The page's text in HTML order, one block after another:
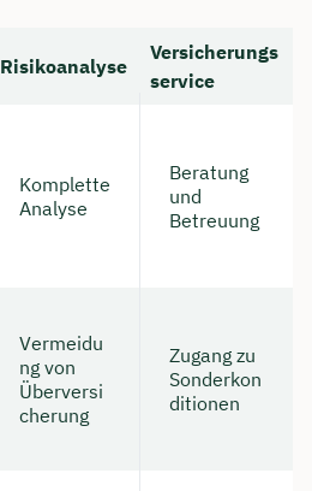
Risikoanalyse
Versicherungs
service
Komplette
Analyse
Beratung
und
Betreuung
Vermeidu
ng von
Überversi
cherung
Zugang zu
Sonderkon
ditionen